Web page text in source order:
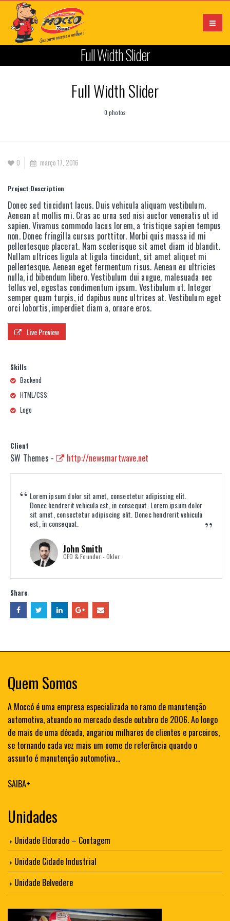
Full Width Slider
Full Width Slider
0 photos
0 março 17, 2016
Project Description
Donec sed tincidunt lacus. Duis vehicula aliquam vestibulum.
Aenean at mollis mi. Cras ac urna sed nisi auctor venenatis ut id
sapien. Vivamus commodo lacus lorem, a tristique sapien tempus
non. Donec fringilla cursus porttitor. Morbi quis massa id mi
pellentesque placerat. Nam scelerisque sit amet diam id blandit.
Nullam ultrices ligula at ligula tincidunt, sit amet aliquet mi
pellentesque. Aenean eget fermentum risus. Aenean eu ultricies
nulla, id bibendum libero. Vestibulum dui augue, malesuada nec
tellus vel, egestas condimentum ipsum. Vestibulum ut. Integer
semper quam turpis, id dapibus nunc ultrices at. Vestibulum eget
orci lobortis, imperdiet diam a, ornare eros.
Live Preview
Skills
Backend
HTML/CSS
Logo
Client
SW Themes - http://newsmartwave.net
Lorem ipsum dolor sit amet, consectetur adipiscing elit.
Donec hendrerit vehicula est, in consequat. Lorem ipsum dolor
sit amet, consectetur adipiscing elit. Donec hendrerit vehicula
est, in consequat.
John Smith
CEO & Founder - Okler
Share
Quem Somos
A Moccó é uma empresa especializada no ramo de manutenção
automotiva, atuando no mercado desde outubro de 2006. Ao longo
de mais de uma década, angariou milhares de clientes e parceiros,
se tornando cada vez mais um nome de referência quando o
assunto é manutenção automotiva...
SAIBA+
Unidades
Unidade Eldorado – Contagem
Unidade Cidade Industrial
Unidade Belvedere